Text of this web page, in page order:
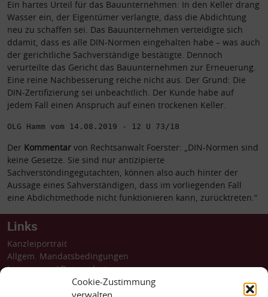
Cookie-Zustimmung
Ein hartes Urteil für das Bauunternehmen: In den Keller drang
Wasser ein, der Eigentümer verlangte, dass die Abdichtung
neu zu schaffen sei. Das Bauunternehmen verteidigte sich
ddamit, dass es alle DIN-Normen eingehalten habe – was auch
der gerichtliche Sachverständige bestätigte. Dennoch
verurteilte das Gericht das Bauunternehmen zur Erneuerung.
Eine reine Nachbesserung reiche nicht aus. Der Grund: Die
DIN-Zertifizierung sei unbeachtlich. Der Kunde habe auf
jedem Fall einen Anspruch auf einen trockenen Keller.
OLG Hamm vom 14.08.2019 - 12 U 73/18
Der Kommentar von Rechtsanwalt Foerster: „DIN-Normen sind
keine Gesetze. Sie sind nur antizipierte
Sachverstöndingegutachten, können also auch hinter der
Aussage eines Sahverständigen, dass im vorliegenden Fall
eine Abdichtmethode nicht funktionieren kann, zurücktreten.“
Links
Kanzleiportrait
Allgem. Mandatsbedingungen
Impressum/Datenschutz